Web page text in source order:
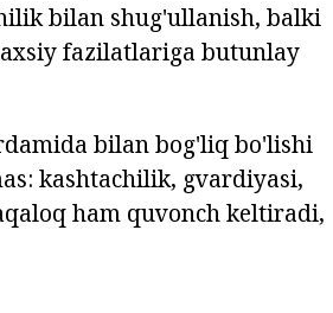
bilan shug'ullanish, balki
fazilatlariga butunlay
bilan bog'liq bo'lishi
kashtachilik, gvardiyasi,
ham quvonch keltiradi,